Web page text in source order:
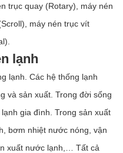
trục quay (Rotary), máy nén
máy nén trục vít
lạnh
lạnh. Các hệ thống lạnh
và sản xuất. Trong đời sống
gia đình. Trong sản xuất
bơm nhiệt nước nóng, vận
xuất nước lạnh,… Tất cả